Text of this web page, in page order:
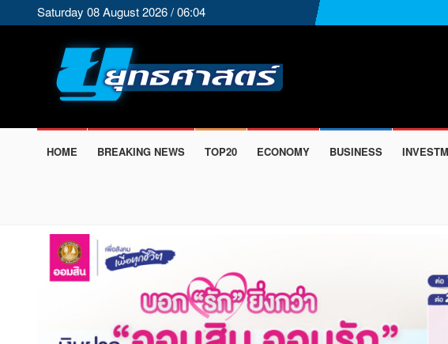
Saturday 08 August 2026 / 06:04
HOME BREAKING NEWS TOP20 ECONOMY BUSINESS